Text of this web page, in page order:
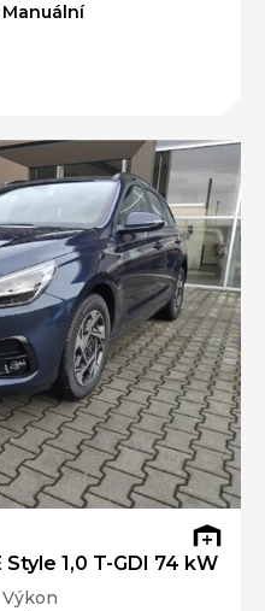
Manuální
Style 1,0 T-GDI 74 kW
Výkon